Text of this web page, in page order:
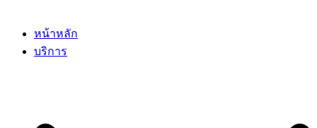
หน้าหลัก
บริการ